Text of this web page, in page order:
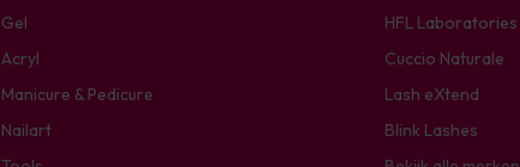
Gel
Acryl
Manicure & Pedicure
Nailart
HFL Laboratories
Cuccio Naturale
Lash eXtend
Blink Lashes